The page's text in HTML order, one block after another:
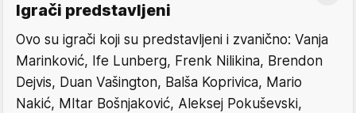
Igrači predstavljeni
Ovo su igrači koji su predstavljeni i zvanično: Vanja
Marinković, Ife Lunberg, Frenk Nilikina, Brendon
Dejvis, Duan Vašington, Balša Koprivica, Mario
Nakić, MItar Bošnjaković, Aleksej Pokuševski,